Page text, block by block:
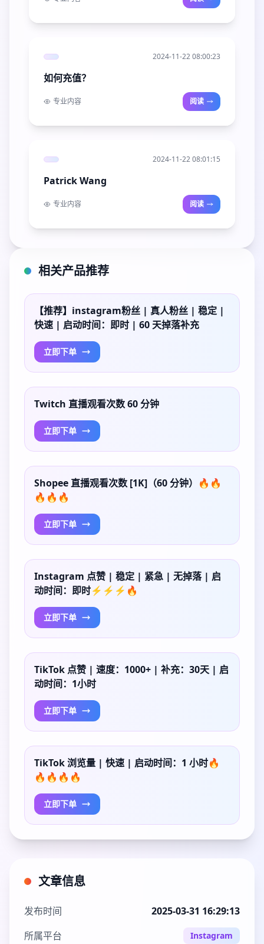
2024-11-22 08:00:23
如何充值？
专业内容 阅读
2024-11-22 08:01:15
Patrick Wang
专业内容 阅读
相关产品推荐
【推荐】instagram粉丝 | 真人粉丝 | 稳定 |
快速 | 启动时间：即时 | 60 天掉落补充
立即下单
Twitch 直播观看次数 60 分钟
立即下单
Shopee 直播观看次数 [1K]（60 分钟）🔥🔥
🔥🔥🔥
立即下单
Instagram 点赞 | 稳定 | 紧急 | 无掉落 | 启
动时间：即时⚡⚡⚡🔥
立即下单
TikTok 点赞 | 速度：1000+ | 补充：30天 | 启
动时间：1小时
立即下单
TikTok 浏览量 | 快速 | 启动时间：1 小时🔥
🔥🔥🔥🔥
立即下单
文章信息
发布时间
2025-03-31 16:29:13
所属平台
Instagram